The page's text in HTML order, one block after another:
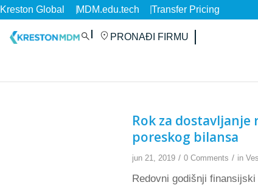
Kreston Global MDM.edu.tech Transfer Pricing
PRONAĐI FIRMU
Rok za
poreskog bilansa
jun 21, 2019 / 0 Comments / in
Redovni godišnji